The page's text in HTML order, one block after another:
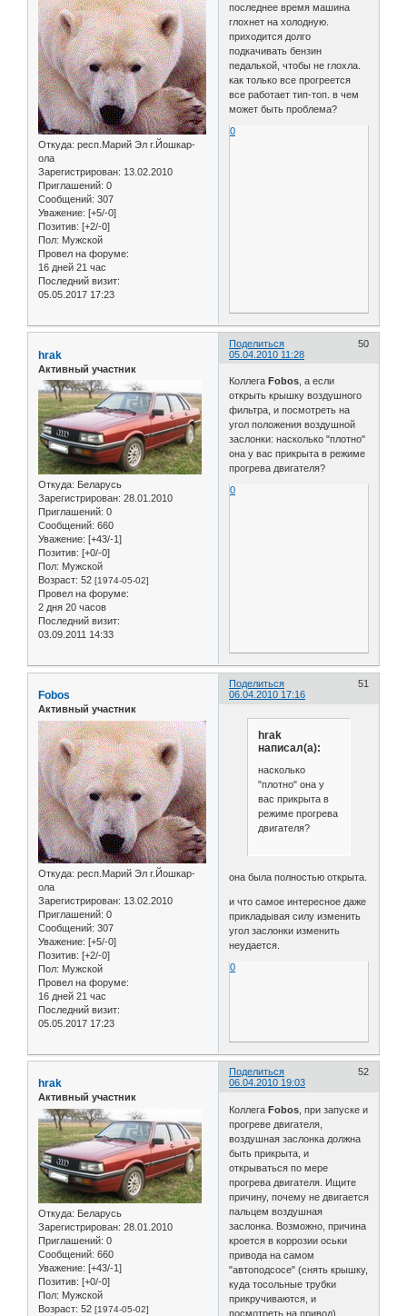
Откуда: респ.Марий Эл г.Йошкар-
ола
Зарегистрирован: 13.02.2010
Приглашений: 0
Сообщений: 307
Уважение: [+5/-0]
Позитив: [+2/-0]
Пол: Мужской
Провел на форуме:
16 дней 21 час
Последний визит:
05.05.2017 17:23
последнее время машина
глохнет на холодную.
приходится долго
подкачивать бензин
педалькой, чтобы не глохла.
как только все прогреется
все работает тип-топ. в чем
может быть проблема?
0
Поделиться
50
05.04.2010 11:28
hrak
Активный участник
Откуда: Беларусь
Зарегистрирован: 28.01.2010
Приглашений: 0
Сообщений: 660
Уважение: [+43/-1]
Позитив: [+0/-0]
Пол: Мужской
Возраст: 52 [1974-05-02]
Провел на форуме:
2 дня 20 часов
Последний визит:
03.09.2011 14:33
Коллега Fobos , а если
открыть крышку воздушного
фильтра, и посмотреть на
угол положения воздушной
заслонки: насколько "плотно"
она у вас прикрыта в режиме
прогрева двигателя?
0
Поделиться
51
06.04.2010 17:16
Fobos
Активный участник
Откуда: респ.Марий Эл г.Йошкар-
ола
Зарегистрирован: 13.02.2010
Приглашений: 0
Сообщений: 307
Уважение: [+5/-0]
Позитив: [+2/-0]
Пол: Мужской
Провел на форуме:
16 дней 21 час
Последний визит:
05.05.2017 17:23
hrak
написал(а):
насколько
"плотно" она у
вас прикрыта в
режиме прогрева
двигателя?
она была полностью открыта.
и что самое интересное даже
прикладывая силу изменить
угол заслонки изменить
неудается.
0
Поделиться
52
06.04.2010 19:03
hrak
Активный участник
Откуда: Беларусь
Зарегистрирован: 28.01.2010
Приглашений: 0
Сообщений: 660
Уважение: [+43/-1]
Позитив: [+0/-0]
Пол: Мужской
Возраст: 52 [1974-05-02]
КоллегаFobos , при запуске и
прогреве двигателя,
воздушная заслонка должна
быть прикрыта, и
открываться по мере
прогрева двигателя. Ищите
причину, почему не двигается
пальцем воздушная
заслонка. Возможно, причина
кроется в коррозии оськи
привода на самом
"автоподсосе" (снять крышку,
куда тосольные трубки
прикручиваются, и
посмотреть на привод).